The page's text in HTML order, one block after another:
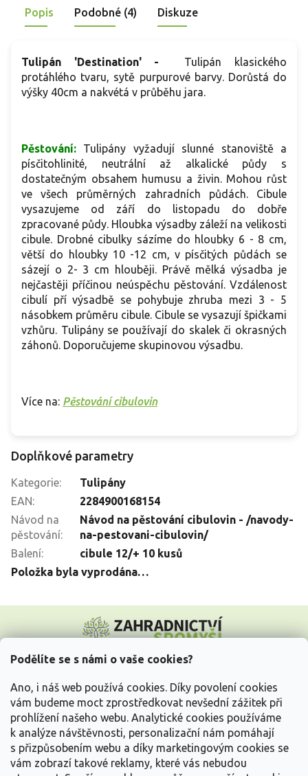
Podělíte se s námi o vaše cookies?
Ano, i náš web používá cookies. Díky povolení cookies
vám budeme moct zprostředkovat nevšední zážitek při
prohlížení našeho webu. Analytické cookies používáme
k analýze návštěvnosti, personalizační nám pomáhají
s přizpůsobením webu a díky marketingovým cookies se
vám zobrazí takové reklamy, které vás nebudou
Popis Podobné (4) Diskuze
Tulipán 'Destination' -
Tulipán klasického
protáhlého tvaru, sytě purpurové barvy. Dorůstá do
výšky 40cm a nakvétá v průběhu jara.
Pěstování:
Tulipány vyžadují slunné stanoviště a
písčitohlinité, neutrální až alkalické půdy s
dostatečným obsahem humusu a živin. Mohou růst
ve všech průměrných zahradních půdách. Cibule
vysazujeme od září do listopadu do dobře
zpracované půdy. Hloubka výsadby záleží na velikosti
cibule. Drobné cibulky sázíme do hloubky 6 - 8 cm,
větší do hloubky 10 -12 cm, v písčitých půdách se
sázejí o 2- 3 cm hlouběji. Právě mělká výsadba je
nejčastěji příčinou neúspěchu pěstování. Vzdálenost
cibulí pří výsadbě se pohybuje zhruba mezi 3 - 5
násobkem průměru cibule. Cibule se vysazují špičkami
vzhůru. Tulipány se používají do skalek či okrasných
záhonů. Doporučujeme skupinovou výsadbu.
Více na: Pěstování cibulovin
Doplňkové parametry
Kategorie:
Tulipány
EAN:
2284900168154
Návod na
pěstování:
Návod na pěstování cibulovin - /navody-
na-pestovani-cibulovin/
Balení:
cibule 12/+ 10 kusů
Položka byla vyprodána…
p
Vše o nákupu
Informace pro Vás
Kontakujte nás